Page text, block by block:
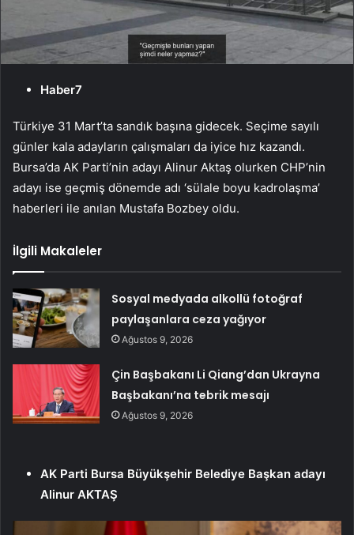
Haber7
Türkiye 31 Mart’ta sandık başına gidecek. Seçime sayılı
günler kala adayların çalışmaları da iyice hız kazandı.
Bursa’da AK Parti’nin adayı Alinur Aktaş olurken CHP’nin
adayı ise geçmiş dönemde adı ‘sülale boyu kadrolaşma’
haberleri ile anılan Mustafa Bozbey oldu.
İlgili Makaleler
Sosyal medyada alkollü fotoğraf
paylaşanlara ceza yağıyor
Ağustos 9, 2026
Çin Başbakanı Li Qiang’dan Ukrayna
Başbakanı’na tebrik mesajı
Ağustos 9, 2026
AK Parti Bursa Büyükşehir Belediye Başkan adayı
Alinur AKTAŞ